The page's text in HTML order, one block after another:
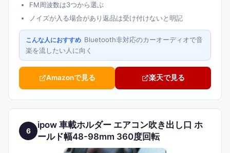
FM周波数は3つから選ぶ
ノイズが入る場合があり返品は受け付けないと明記
こんな人におすすめ Bluetooth非対応のカーオーディオで音
楽を流したい人に向く
Amazonで見る 楽天で見る
6
ipow 車載ホルダー エアコン吹き出し口 ホ
ールド幅48-98mm 360度回転